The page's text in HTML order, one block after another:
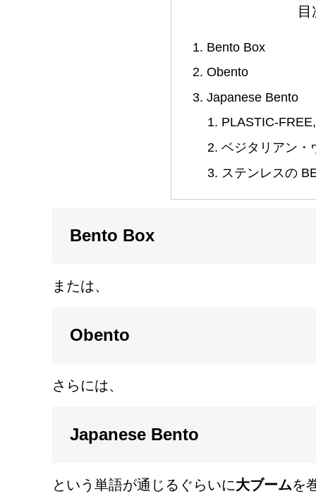
目
Bento Box
Obento
Japanese Bento
PLASTIC-
ベジタリアン・
ステンレスの
Bento Box
または、
Obento
さらには、
Japanese Bento
という単語が通じるぐらいに大ブームを